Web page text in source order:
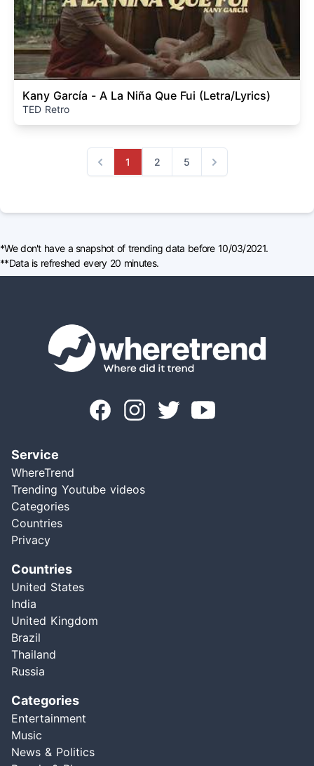
Kany García - A La Niña Que Fui (Letra/Lyrics)
TED Retro
Previous
1 2 5
Next
*We don't have a snapshot of trending data before 10/03/2021.
**Data is refreshed every 20 minutes.
Service
WhereTrend
Trending Youtube videos
Categories
Countries
Privacy
Countries
United States
India
United Kingdom
Brazil
Thailand
Russia
Categories
Entertainment
Music
News & Politics